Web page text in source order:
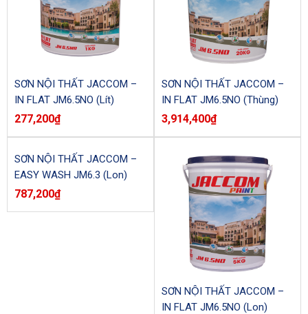
SƠN NỘI THẤT JACCOM –
IN FLAT JM6.5NO (Lít)
277,200₫
SƠN NỘI THẤT JACCOM –
IN FLAT JM6.5NO (Thùng)
3,914,400₫
SƠN NỘI THẤT JACCOM –
EASY WASH JM6.3 (Lon)
787,200₫
SƠN NỘI THẤT JACCOM –
IN FLAT JM6.5NO (Lon)